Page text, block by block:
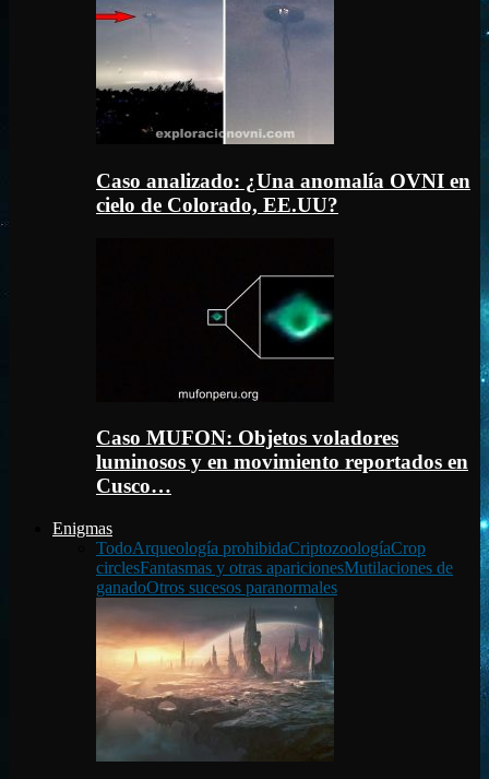
Caso analizado: ¿Una anomalía OVNI en
cielo de Colorado, EE.UU?
Caso MUFON: Objetos voladores
luminosos y en movimiento reportados en
Cusco…
Enigmas
TodoArqueología prohibidaCriptozoologíaCrop
circlesFantasmas y otras aparicionesMutilaciones de
ganadoOtros sucesos paranormales